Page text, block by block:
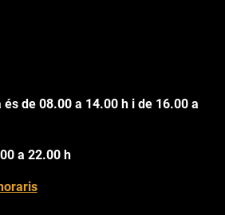
és de 08.00 a 14.00 h i de 16.00 a
a 22.00 h